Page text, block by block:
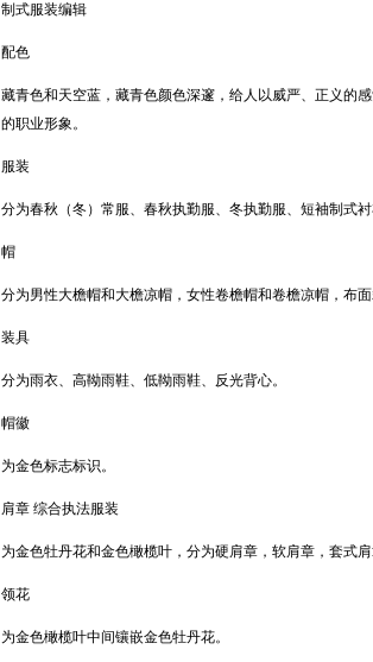
制式服装编辑
配色
藏青色和天空蓝，藏青色颜色深邃，给人以威严、正义的
的职业形象。
服装
分为春秋（冬）常服、春秋执勤服、冬执勤服、短袖制式
帽
分为男性大檐帽和大檐凉帽，女性卷檐帽和卷檐凉帽，布
装具
分为雨衣、高靿雨鞋、低靿雨鞋、反光背心。
帽徽
为金色标志标识。
肩章 综合执法服装
为金色牡丹花和金色橄榄叶，分为硬肩章，软肩章，套式肩
领花
为金色橄榄叶中间镶嵌金色牡丹花。